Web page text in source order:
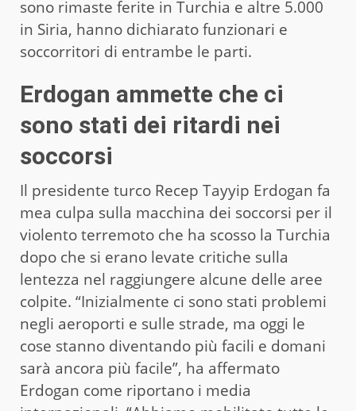
sono rimaste ferite in Turchia e altre 5.000
in Siria, hanno dichiarato funzionari e
soccorritori di entrambe le parti.
Erdogan ammette che ci
sono stati dei ritardi nei
soccorsi
Il presidente turco Recep Tayyip Erdogan fa
mea culpa sulla macchina dei soccorsi per il
violento terremoto che ha scosso la Turchia
dopo che si erano levate critiche sulla
lentezza nel raggiungere alcune delle aree
colpite. “Inizialmente ci sono stati problemi
negli aeroporti e sulle strade, ma oggi le
cose stanno diventando più facili e domani
sarà ancora più facile”, ha affermato
Erdogan come riportano i media